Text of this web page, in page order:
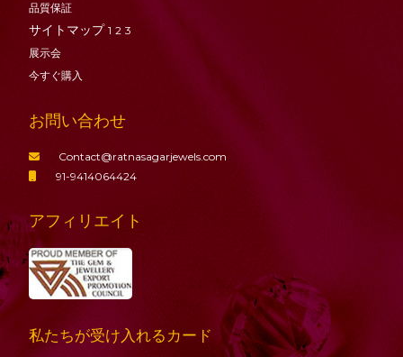
品質保証
サイトマップ 1 2 3
展示会
今すぐ購入
お問い合わせ
Contact@ratnasagarjewels.com
91-9414064424
アフィリエイト
私たちが受け入れるカード